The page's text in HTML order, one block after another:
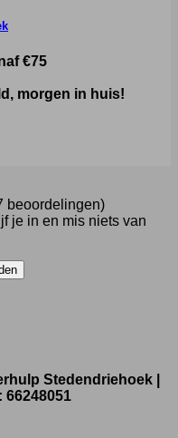
€75
morgen in huis!
beoordelingen)
je in en mis niets van
Stedendriehoek |
66248051